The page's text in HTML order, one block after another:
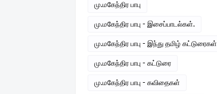
மு.மகேந்திர பாபு
மு.மகேந்திர பாபு - இசைப்பாடல்கள்.
மு.மகேந்திர பாபு - இந்து தமிழ் கட்டுரைகள்
மு.மகேந்திர பாபு - கட்டுரை
மு.மகேந்திர பாபு - கவிதைகள்